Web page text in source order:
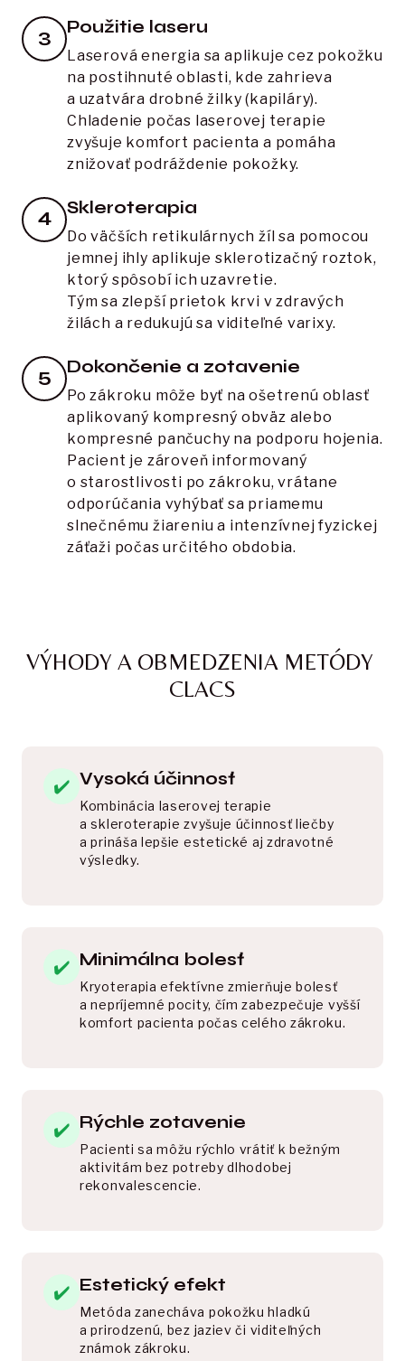
3 Použitie laseru
Laserová energia sa aplikuje cez pokožku
na postihnuté oblasti, kde zahrieva
a uzatvára drobné žilky (kapiláry).
Chladenie počas laserovej terapie
zvyšuje komfort pacienta a pomáha
znižovať podráždenie pokožky.
4 Skleroterapia
Do väčších retikulárnych žíl sa pomocou
jemnej ihly aplikuje sklerotizačný roztok,
ktorý spôsobí ich uzavretie.
Tým sa zlepší prietok krvi v zdravých
žilách a redukujú sa viditeľné varixy.
5 Dokončenie a zotavenie
Po zákroku môže byť na ošetrenú oblasť
aplikovaný kompresný obväz alebo
kompresné pančuchy na podporu hojenia.
Pacient je zároveň informovaný
o starostlivosti po zákroku, vrátane
odporúčania vyhýbať sa priamemu
slnečnému žiareniu a intenzívnej fyzickej
záťaži počas určitého obdobia.
VÝHODY A OBMEDZENIA METÓDY
CLACS
✔️ Vysoká účinnosť
Kombinácia laserovej terapie
a skleroterapie zvyšuje účinnosť liečby
a prináša lepšie estetické aj zdravotné
výsledky.
✔️ Minimálna bolesť
Kryoterapia efektívne zmierňuje bolesť
a nepríjemné pocity, čím zabezpečuje vyšší
komfort pacienta počas celého zákroku.
✔️ Rýchle zotavenie
Pacienti sa môžu rýchlo vrátiť k bežným
aktivitám bez potreby dlhodobej
rekonvalescencie.
✔️ Estetický efekt
Metóda zanecháva pokožku hladkú
a prirodzenú, bez jaziev či viditeľných
známok zákroku.